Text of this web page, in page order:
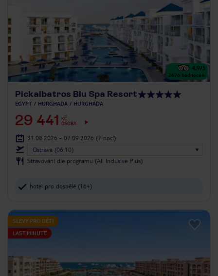
4.9/5
2676 hodnocení
Pickalbatros Blu Spa Resort
EGYPT HURGHADA HURGHADA
29 441
KČ
OSOBA
31.08.2026 - 07.09.2026 (7 nocí)
Ostrava (06:10)
Stravování dle programu (All Inclusive Plus)
hotel pro dospělé (16+)
SLEVY PRO DĚTI
LAST MINUTE